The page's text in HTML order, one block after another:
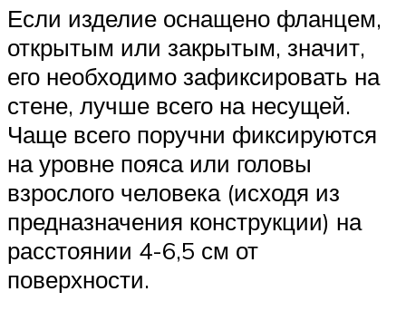
Если изделие оснащено фланцем,
открытым или закрытым, значит,
его необходимо зафиксировать на
стене, лучше всего на несущей.
Чаще всего поручни фиксируются
на уровне пояса или головы
взрослого человека (исходя из
предназначения конструкции) на
расстоянии 4-6,5 см от
поверхности.